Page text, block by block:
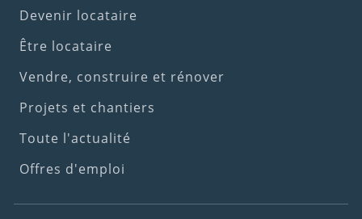
Footer
(1st
menu)
Devenir locataire
Être locataire
Vendre, construire et rénover
Projets et chantiers
Toute l'actualité
Offres d'emploi